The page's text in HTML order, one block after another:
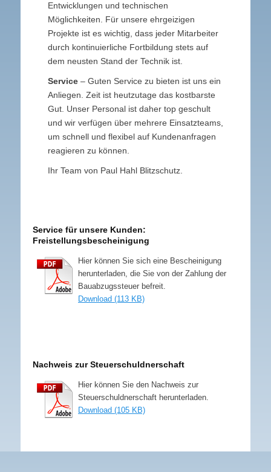
Entwicklungen und technischen
Möglichkeiten. Für unsere ehrgeizigen
Projekte ist es wichtig, dass jeder Mitarbeiter
durch kontinuierliche Fortbildung stets auf
dem neusten Stand der Technik ist.
Service – Guten Service zu bieten ist uns ein
Anliegen. Zeit ist heutzutage das kostbarste
Gut. Unser Personal ist daher top geschult
und wir verfügen über mehrere Einsatzteams,
um schnell und flexibel auf Kundenanfragen
reagieren zu können.
Ihr Team von Paul Hahl Blitzschutz.
Service für unsere Kunden:
Freistellungsbescheinigung
Hier können Sie sich eine Bescheinigung
herunterladen, die Sie von der Zahlung der
Bauabzugssteuer befreit.
Download (113 KB)
Nachweis zur Steuerschuldnerschaft
Hier können Sie den Nachweis zur
Steuerschuldnerschaft herunterladen.
Download (105 KB)